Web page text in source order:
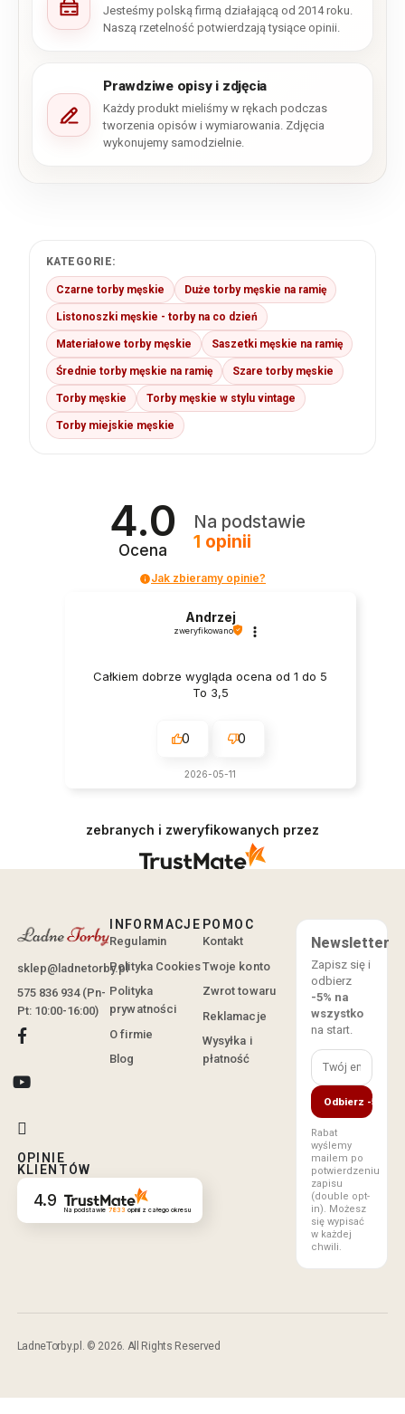
Jesteśmy polską firmą działającą od 2014 roku.
Naszą rzetelność potwierdzają tysiące opinii.
Prawdziwe opisy i zdjęcia
Każdy produkt mieliśmy w rękach podczas
tworzenia opisów i wymiarowania. Zdjęcia
wykonujemy samodzielnie.
KATEGORIE:
Czarne torby męskie Duże torby męskie na ramię
Listonoszki męskie - torby na co dzień
Materiałowe torby męskie Saszetki męskie na ramię
Średnie torby męskie na ramię Szare torby męskie
Torby męskie Torby męskie w stylu vintage
Torby miejskie męskie
4.0
Ocena
Na podstawie
1 opinii
Jak zbieramy opinie?
Andrzej
zweryfikowano
Całkiem dobrze wygląda ocena od 1 do 5
To 3,5
0 0
2026-05-11
zebranych i zweryfikowanych przez
sklep@ladnetorby.pl
575 836 934 (Pn-
Pt: 10:00-16:00)
OPINIE
KLIENTÓW
4.9 Na podstawie 7833 opinii z całego okresu
INFORMACJE
Regulamin
Polityka Cookies
Polityka
prywatności
O firmie
Blog
POMOC
Kontakt
Twoje konto
Zwrot towaru
Reklamacje
Wysyłka i
płatność
Newsletter
Zapisz się i
odbierz
-5% na
wszystko
na start.
Odbierz -5%
Rabat
wyślemy
mailem po
potwierdzeniu
zapisu
(double opt-
in). Możesz
się wypisać
w każdej
chwili.
LadneTorby.pl. © 2026. All Rights Reserved